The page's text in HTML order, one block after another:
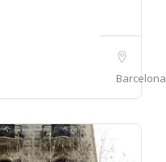
Barcelona